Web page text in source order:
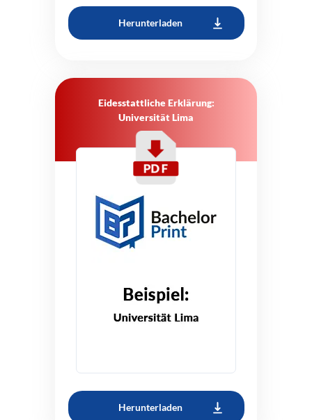
Herunterladen
Eidesstattliche Erklärung:
Universität Lima
Herunterladen